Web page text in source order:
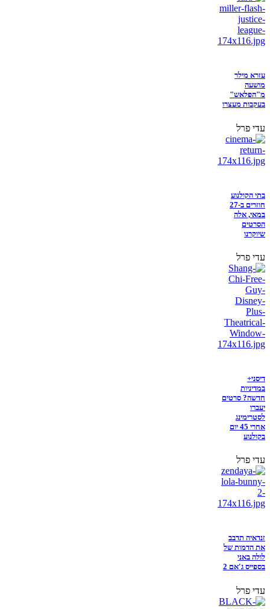
עזרא מילר
מושעה
מ"הפלאש"
בעקבות מעצרו
עדי פרל
בתי הקולנוע
חוזרים ב-27
במאי, אלה
הסרטים
שיוקרנו
עדי פרל
דיסני+
במדיניות
חדשה? סרטים
יעברו
לסטרימינג
אחרי 45 יום
בקולנוע
עדי פרל
זנדאיה תדבב
את הדמות של
לולה באני
בספייס ג'אם 2
עדי פרל